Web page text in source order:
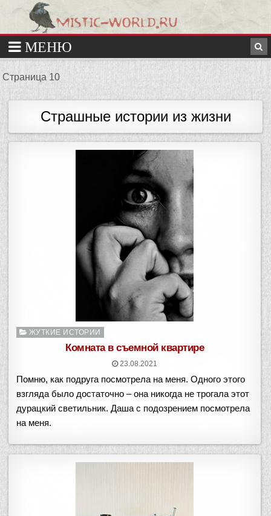
Страница 10
Страшные истории из жизни
Опубликовано
ЖУТКИЕ ИСТОРИИ
Комната в съемной квартире
23.08.2021
Помню, как подруга посмотрела на меня. Одного этого
взгляда было достаточно – она никогда не трогала этот
дурацкий светильник. Даша с подозрением посмотрела
на меня.